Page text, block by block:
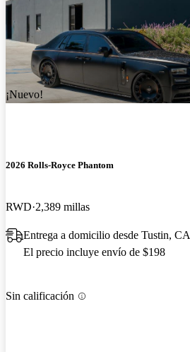
¡Nuevo!
2026 Rolls-Royce Phantom
RWD 2,389 millas
Entrega a domicilio desde Tustin, CA
El precio incluye envío de $198
Sin calificación